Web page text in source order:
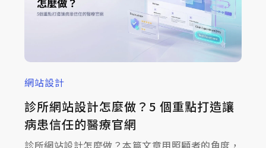
網站設計
診所網站設計怎麼做？5 個重點打造讓
病患信任的醫療官網
診所網站設計怎麼做？本篇文章用照顧者的角度，